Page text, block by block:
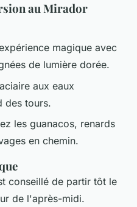
au Mirador
magique avec
de lumière dorée.
aux eaux
des tours.
les guanacos, renards
en chemin.
conseillé de partir tôt le
de l'après-midi.